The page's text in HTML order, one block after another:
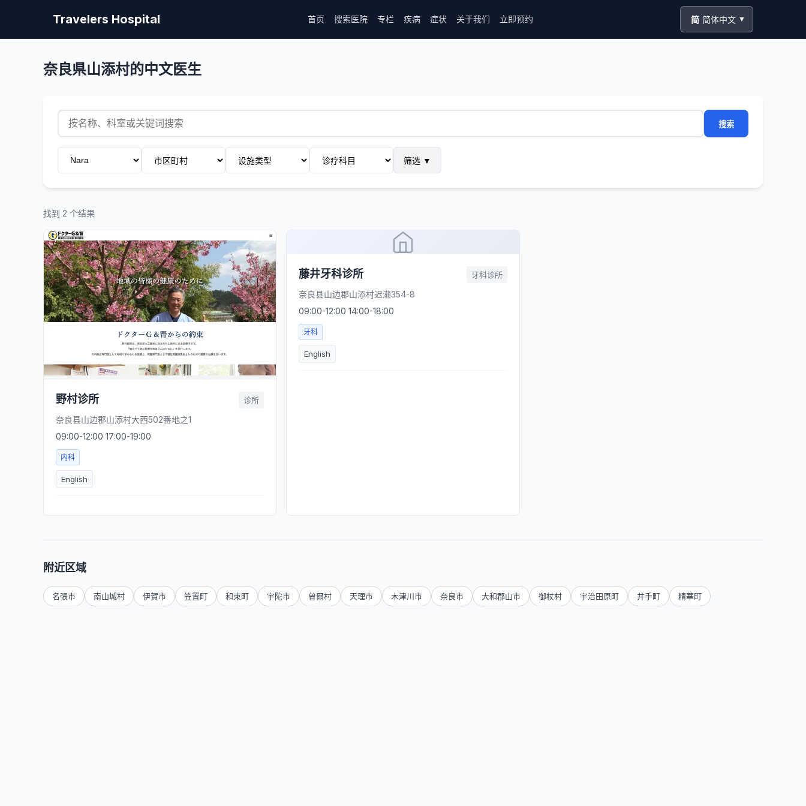
Travelers Hospital 首页 搜索医院 专栏 疾病 症状 关于我们 立即预约 简 简体中文 ▼
奈良県山添村的中文医生
搜索
筛选 ▼
找到 2 个结果
野村诊所 诊所
奈良县山边郡山添村大西502番地之1
09:00-12:00 17:00-19:00
内科
English
藤井牙科诊所 牙科诊所
奈良县山边郡山添村迟濑354-8
09:00-12:00 14:00-18:00
牙科
English
附近区域
名張市 南山城村 伊賀市 笠置町 和束町 宇陀市 曽爾村 天理市 木津川市 奈良市 大和郡山市 御杖村 宇治田原町 井手町 精華町